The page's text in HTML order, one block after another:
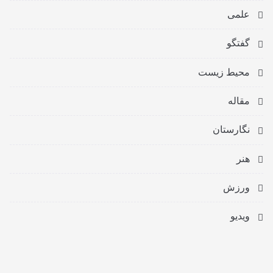
علمی
گفتگو
محیط زیست
مقاله
نگارستان
هنر
ورزش
ویدیو